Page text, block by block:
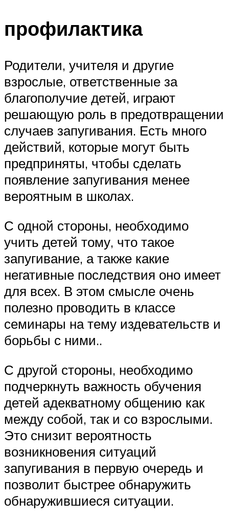
профилактика
Родители, учителя и другие
взрослые, ответственные за
благополучие детей, играют
решающую роль в предотвращении
случаев запугивания. Есть много
действий, которые могут быть
предприняты, чтобы сделать
появление запугивания менее
вероятным в школах.
С одной стороны, необходимо
учить детей тому, что такое
запугивание, а также какие
негативные последствия оно имеет
для всех. В этом смысле очень
полезно проводить в классе
семинары на тему издевательств и
борьбы с ними..
С другой стороны, необходимо
подчеркнуть важность обучения
детей адекватному общению как
между собой, так и со взрослыми.
Это снизит вероятность
возникновения ситуаций
запугивания в первую очередь и
позволит быстрее обнаружить
обнаружившиеся ситуации.